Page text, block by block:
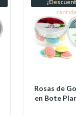
Rosas de
en Bote